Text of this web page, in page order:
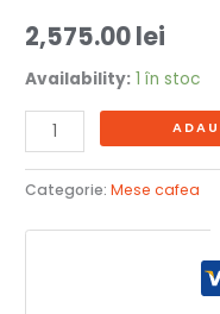
2,575.00lei
Availability: 1 în stoc
Categorie:Mese cafea